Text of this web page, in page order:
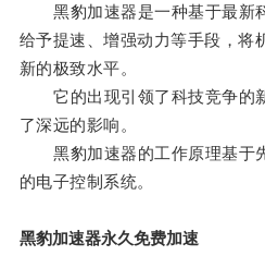
黑豹加速器是一种基于最新
给予提速、增强动力等手段，将
新的极致水平。
它的出现引领了科技竞争的
了深远的影响。
黑豹加速器的工作原理基于
的电子控制系统。
黑豹加速器永久免费加速